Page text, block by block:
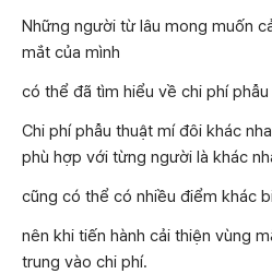
Những người từ lâu mong muốn
mắt của mình
có thể đã tìm hiểu về chi phí
Chi phí phẫu thuật mí đôi khác
phù hợp với từng người là khác
cũng có thể có nhiều điểm khác
nên khi tiến hành cải thiện vùng
trung vào chi phí.